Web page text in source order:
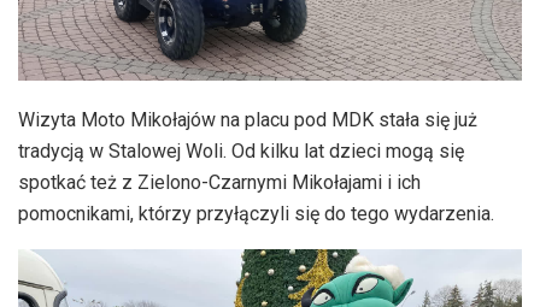
Wizyta Moto Mikołajów na placu pod MDK stała się już
tradycją w Stalowej Woli. Od kilku lat dzieci mogą się
spotkać też z Zielono-Czarnymi Mikołajami i ich
pomocnikami, którzy przyłączyli się do tego wydarzenia.